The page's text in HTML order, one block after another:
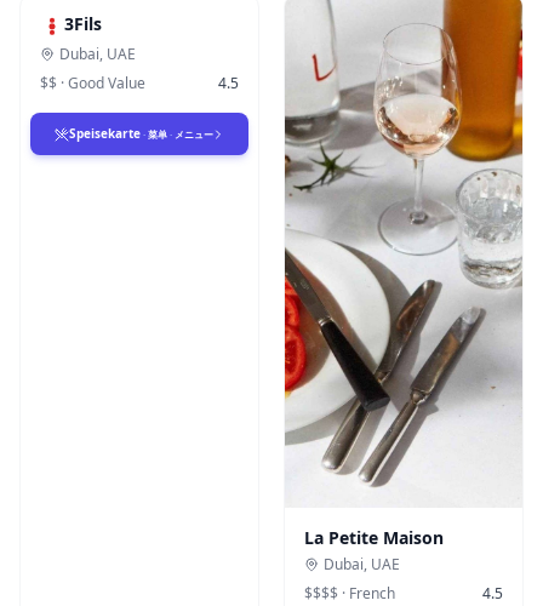
3Fils
Dubai, UAE
$$ ·Good Value 4.5
Speisekarte · 菜单 · メニュー
La Petite Maison
Dubai, UAE
$$$$ · French 4.5